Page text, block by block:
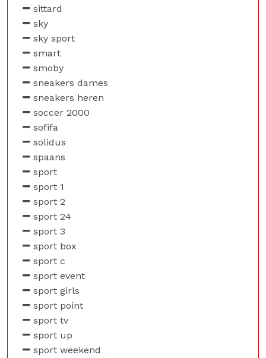
sittard
sky
sky sport
smart
smoby
sneakers dames
sneakers heren
soccer 2000
sofifa
solidus
spaans
sport
sport 1
sport 2
sport 24
sport 3
sport box
sport c
sport event
sport girls
sport point
sport tv
sport up
sport weekend